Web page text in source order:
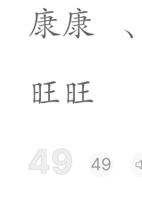
康康 、
旺旺
49 49